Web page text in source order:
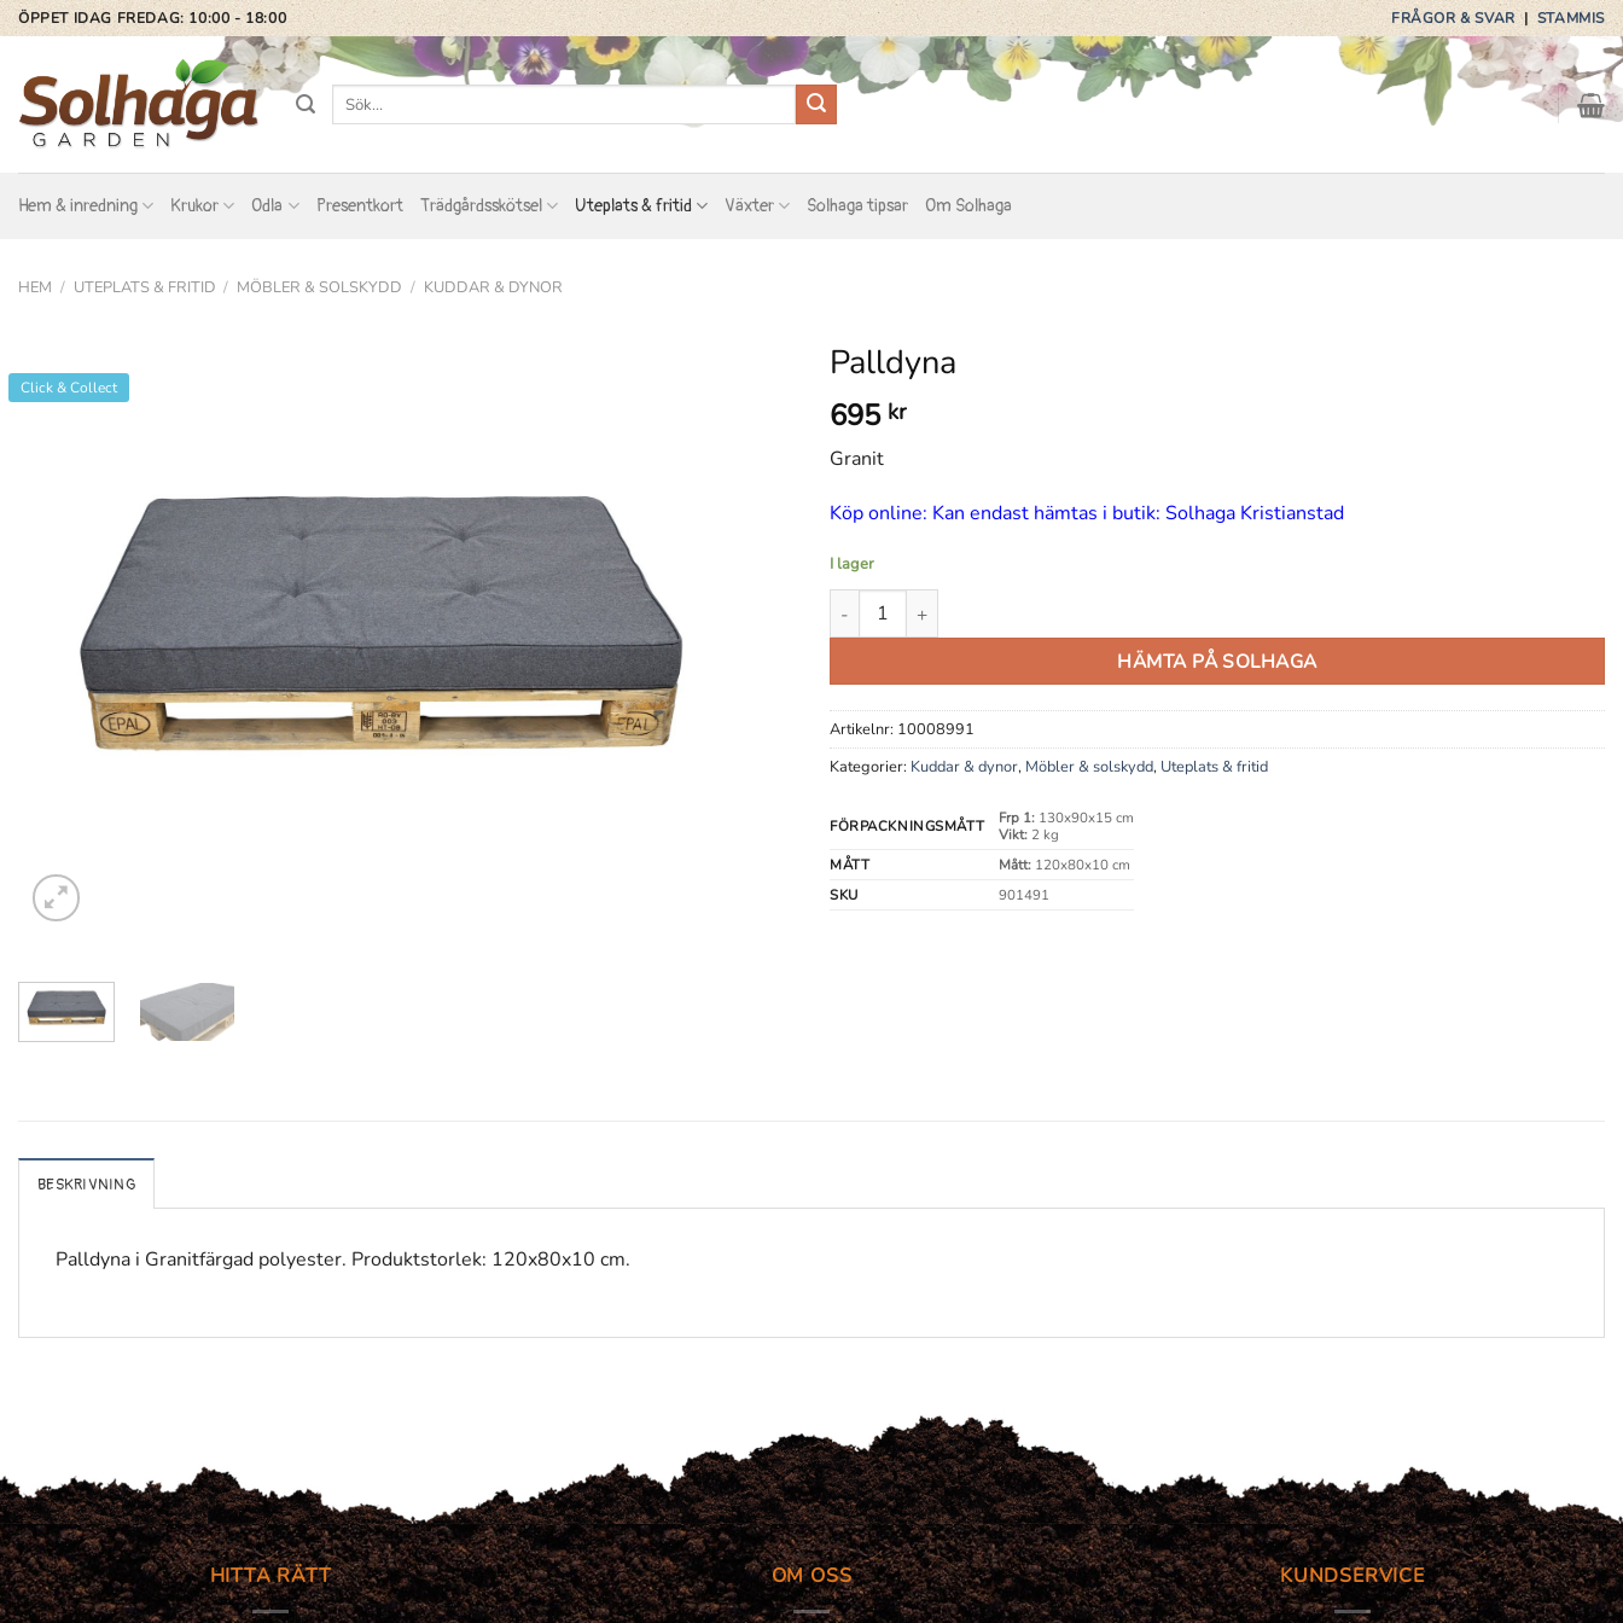
Skip
to
content
ÖPPET IDAG FREDAG: 10:00 - 18:00 FRÅGOR & SVAR|STAMMIS
Sök
Hem & inredning Krukor Odla Presentkort Trädgårdsskötsel Uteplats & fritid Växter Solhaga tipsar Om Solhaga
HEM / UTEPLATS & FRITID / MÖBLER & SOLSKYDD / KUDDAR & DYNOR
Click & Collect
Palldyna
695 kr
Granit
Köp online: Kan endast hämtas i butik: Solhaga Kristianstad
I lager
Palldyna mängd
HÄMTA PÅ SOLHAGA
Artikelnr: 10008991
Kategorier: Kuddar & dynor, Möbler & solskydd, Uteplats & fritid
FÖRPACKNINGSMÅTT Frp 1:130x90x15 cm
Vikt:2 kg
MÅTT
Mått:120x80x10 cm
SKU
901491
BESKRIVNING
Palldyna i Granitfärgad polyester. Produktstorlek: 120x80x10 cm.
HITTA RÄTT OM OSS KUNDSERVICE